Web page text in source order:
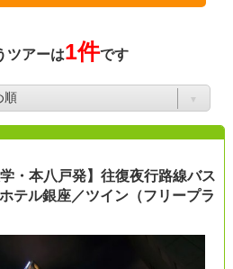
ツアーは1件です
・本八戸発】往復夜行路線バス
テル銀座／ツイン（フリープラ